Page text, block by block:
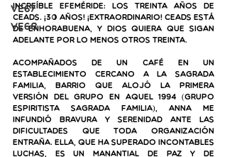
VE67
VE68
increíble efeméride: los treinta años de
Ceads. ¡30 años! ¡Extraordinario! Ceads está
de enhorabuena, y Dios quiera que sigan
adelante por lo menos otros treinta.
Acompañados de un café en un
establecimiento cercano a la Sagrada
Familia, barrio que alojó la primera
versión del grupo en aquel 1994 (Grupo
Espiritista Sagrada Familia), Anna me
infundió bravura y serenidad ante las
dificultades que toda organización
entraña. Ella, que ha superado incontables
luchas, es un manantial de paz y de